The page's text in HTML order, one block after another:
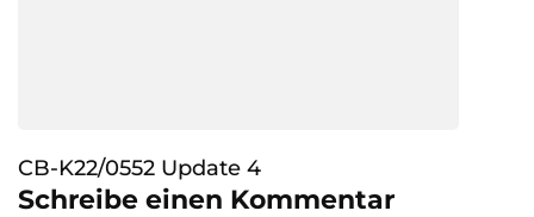
CB-K22/0552 Update 4
Schreibe einen Kommentar